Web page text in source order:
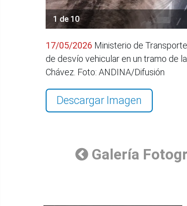
1 de 10
17/05/2026 Ministerio de
de desvío vehicular en un tramo de
Chávez. Foto: ANDINA/Difusión
Descargar Imagen
Galería